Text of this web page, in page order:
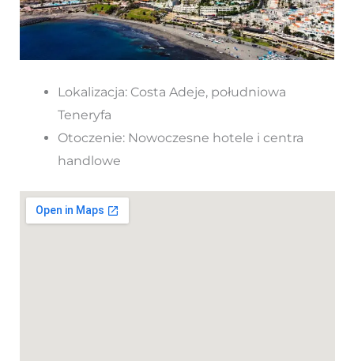
Lokalizacja: Costa Adeje, południowa
Teneryfa
Otoczenie: Nowoczesne hotele i centra
handlowe